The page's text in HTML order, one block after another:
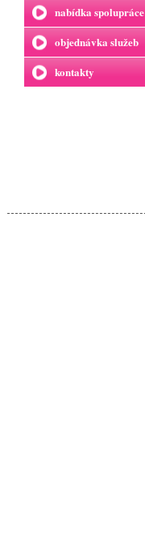
nabídka spolupráce
objednávka služeb
kontakty